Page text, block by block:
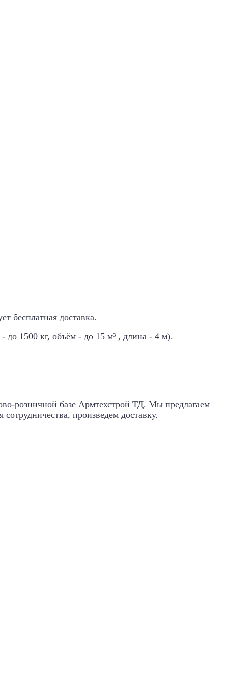
бесплатная доставка.
до 1500 кг, объём - до 15 м³ , длина - 4 м).
розничной базе Армтехстрой ТД. Мы предлагаем
произведем доставку.